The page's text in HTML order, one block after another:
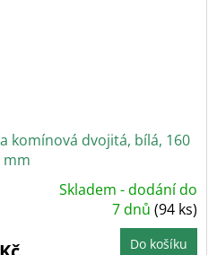
komínová dvojitá, bílá, 160
mm
Skladem - dodání do
7 dnů(94 ks)
Do košíku